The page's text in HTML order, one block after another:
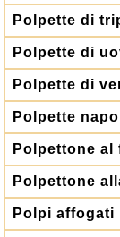
Polpette di
Polpette di
Polpette di
Polpette
Polpettone al
Polpettone
Polpi affogati